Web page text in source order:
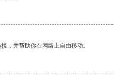
，并帮助你在网络上自由移动。